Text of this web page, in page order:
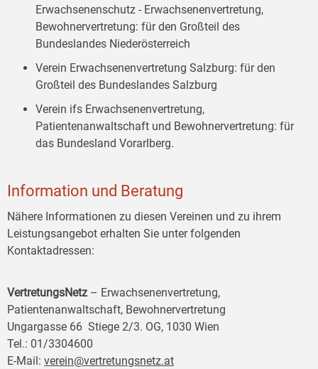
Erwachsenenschutz - Erwachsenenvertretung,
Bewohnervertretung: für den Großteil des
Bundeslandes Niederösterreich
Verein Erwachsenenvertretung Salzburg: für den
Großteil des Bundeslandes Salzburg
Verein ifs Erwachsenenvertretung,
Patientenanwaltschaft und Bewohnervertretung: für
das Bundesland Vorarlberg.
Information und Beratung
Nähere Informationen zu diesen Vereinen und zu ihrem
Leistungsangebot erhalten Sie unter folgenden
Kontaktadressen:
VertretungsNetz – Erwachsenenvertretung,
Patientenanwaltschaft, Bewohnervertretung
Ungargasse 66 Stiege 2/3. OG, 1030 Wien
Tel.: 01/3304600
E-Mail: verein@vertretungsnetz.at